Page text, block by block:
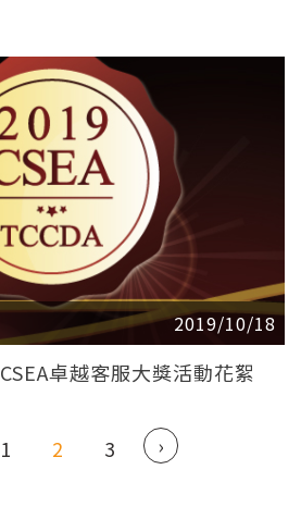
2019/10/18
卓越客服大獎活動花絮
1 2 3 ›